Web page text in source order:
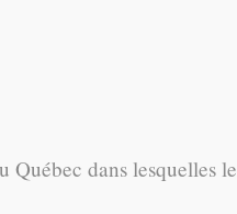
Québec dans lesquelles le